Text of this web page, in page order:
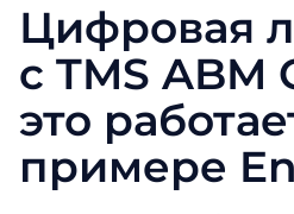
Цифровая
с TMS ABM
это
примере